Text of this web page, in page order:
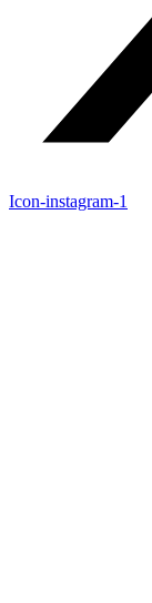
Icon-instagram-1